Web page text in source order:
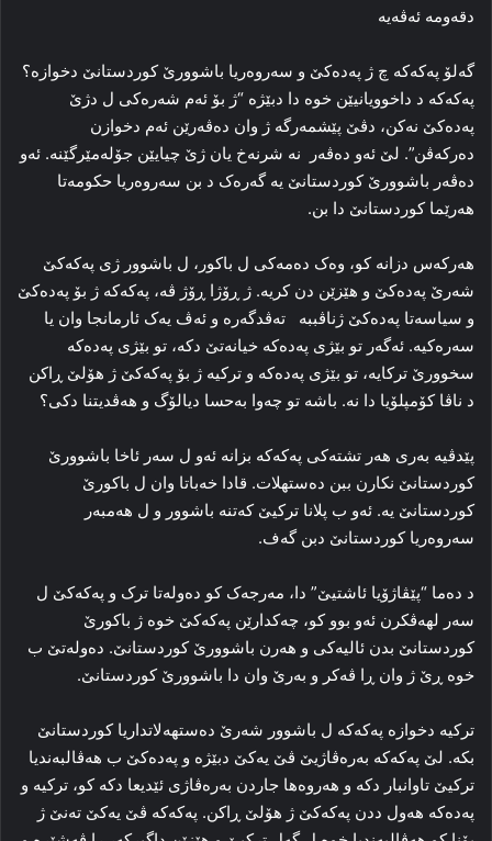
دقەومە ئه‌ڤەیە‌
گەلۆ پەکەکە چ ژ پەدەکێ و سه‌روه‌ریا باشوورێ کوردستانێ دخوازه‌؟
پەکەکە د داخوویانیێن خوه‌ دا‌ دبێژه‌ “ژ بۆ ئه‌م شه‌ره‌کی ل دژێ
پەدەکێ نه‌کن، دڤێ‌ پێشمه‌رگه‌ ژ وان ده‌ڤه‌رێن ئه‌م دخوازن
ده‌رکه‌ڤن”. لێ ئه‌و ده‌ڤه‌ر نه‌ شرنه‌خ یان ژێ چیایێن جۆله‌مێرگێنه‌. ئه‌و
ده‌ڤه‌ر باشوورێ کوردستانێ یه‌ گه‌ره‌ک د بن سه‌روه‌ریا حکومه‌تا
هه‌رێما کوردستانێ دا‌ بن.
هه‌رکه‌س دزانه‌ کو، وه‌ک ده‌مه‌کی ل باکور، ل باشوور ژی پەکەکێ
شه‌رێ پەدەکێ و هێزێن دن کریه‌. ژ ڕۆژا ڕۆژ ڤه‌، پەکەکە ژ بۆ پەدەکێ
و سیاسه‌تا پەدەکێ ژناڤببە‌ ته‌ڤدگه‌ره‌ و ئه‌ڤ یه‌ک ئارمانجا وان یا
سه‌ره‌کیه‌. ئه‌گه‌ر تو بێژی پەدەکە خیانه‌تێ دکه‌، تو بێژی پەدەکە
سخوورێ ترکایه‌، تو بێژی پەدەکە و ترکیه‌ ژ بۆ پەکەکێ ژ هۆلێ‌ ڕاکن
د ناڤا کۆمپلۆیا دا نه‌. باشه‌ تو چه‌وا‌ به‌حسا دیالۆگ و هه‌ڤدیتنا دکی؟
پێدڤیە به‌ری هه‌ر تشته‌کی پەکەکە بزانه‌ ئه‌و ل سه‌ر ئاخا باشوورێ
کوردستانێ نکارن ببن ده‌ستهلات. قادا خه‌باتا وان ل باکورێ
کوردستانێ یه‌. ئه‌و ب پلانا ترکیێ که‌تنه‌ باشوور و ل هەمبه‌ر
سه‌روه‌ریا کوردستانێ دبن گەف.
د ده‌ما “پێڤاژۆیا ئاشتیێ” دا‌، مه‌رجه‌ک کو ده‌وله‌تا ترک و پەکەکێ ل
سه‌ر لهه‌ڤکرن ئه‌و بوو کو، چه‌کدارێن پەکەکێ خوه‌ ژ باکورێ
کوردستانێ بدن ئالیه‌کی و هه‌رن باشوورێ کوردستانێ. ده‌وله‌تێ ب
خوه‌ ڕێ ژ وان ڕا‌ ڤه‌کر و به‌رێ وان دا باشوورێ کوردستانێ.
ترکیه‌ دخوازه‌ پەکەکە ل باشوور شه‌رێ ده‌ستهەلاتداریا کوردستانێ
بکه‌. لێ پەکەکە به‌ره‌ڤاژیێ ڤێ یه‌کێ دبێژه‌ و پەدەکێ ب هه‌ڤالبه‌ندیا
ترکیێ تاوانبار دکه‌ و هه‌روه‌ها جاردن به‌ره‌ڤاژی ئێدیعا دکه‌ کو، ترکیه‌ و
پەدەکە هه‌ول ددن پەکەکێ ژ هۆلێ‌ ڕاکن. پەکەکە ڤێ یه‌کێ ته‌نێ ژ